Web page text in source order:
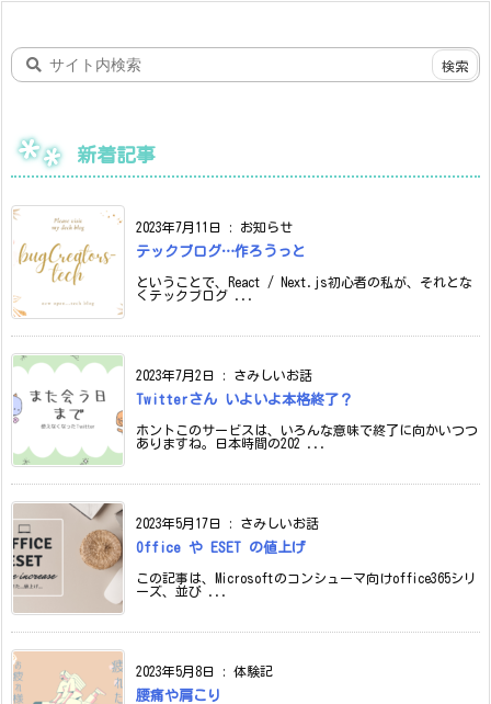
新着記事
2023年7月11日 : お知らせ
テックブログ…作ろうっと
ということで、React / Next.js初心者の私が、それとな
くテックブログ ...
2023年7月2日 : さみしいお話
Twitterさん いよいよ本格終了？
ホントこのサービスは、いろんな意味で終了に向かいつつ
ありますね。日本時間の202 ...
2023年5月17日 : さみしいお話
Office や ESET の値上げ
この記事は、Microsoftのコンシューマ向けoffice365シリ
ーズ、並び ...
2023年5月8日 : 体験記
腰痛や肩こり